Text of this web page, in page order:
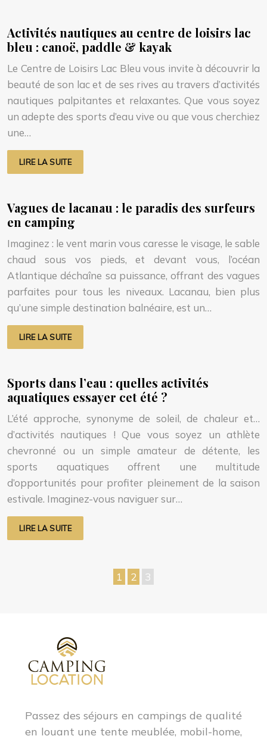
Activités nautiques au centre de loisirs lac
bleu : canoë, paddle & kayak
Le Centre de Loisirs Lac Bleu vous invite à découvrir la
beauté de son lac et de ses rives au travers d’activités
nautiques palpitantes et relaxantes. Que vous soyez
un adepte des sports d’eau vive ou que vous cherchiez
une…
LIRE LA SUITE
Vagues de lacanau : le paradis des surfeurs
en camping
Imaginez : le vent marin vous caresse le visage, le sable
chaud sous vos pieds, et devant vous, l’océan
Atlantique déchaîne sa puissance, offrant des vagues
parfaites pour tous les niveaux. Lacanau, bien plus
qu’une simple destination balnéaire, est un…
LIRE LA SUITE
Sports dans l’eau : quelles activités
aquatiques essayer cet été ?
L’été approche, synonyme de soleil, de chaleur et…
d’activités nautiques ! Que vous soyez un athlète
chevronné ou un simple amateur de détente, les
sports aquatiques offrent une multitude
d’opportunités pour profiter pleinement de la saison
estivale. Imaginez-vous naviguer sur…
LIRE LA SUITE
1 2 3
Passez des séjours en campings de qualité
en louant une tente meublée, mobil-home,